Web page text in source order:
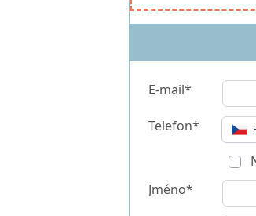
E-mail*
Telefon*
Jméno*